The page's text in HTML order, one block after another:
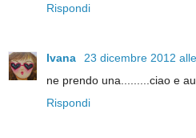
Rispondi
Ivana
23 dicembre 2012
ne prendo una.........ciao e
Rispondi